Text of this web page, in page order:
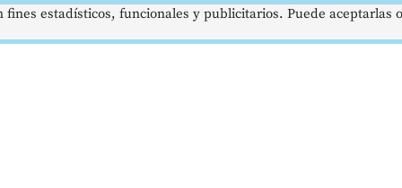
estadísticos, funcionales y publicitarios. Puede aceptarlas